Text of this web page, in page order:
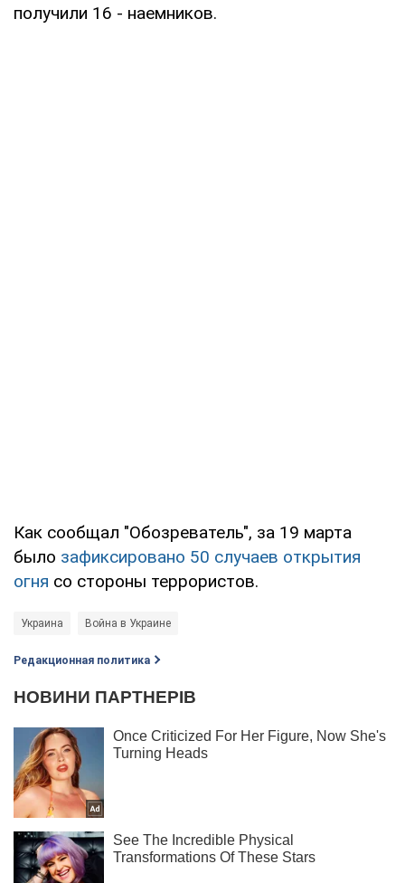
получили 16 - наемников.
Как сообщал "Обозреватель", за 19 марта
было зафиксировано 50 случаев открытия
огня со стороны террористов.
Украина Война в Украине
Редакционная политика